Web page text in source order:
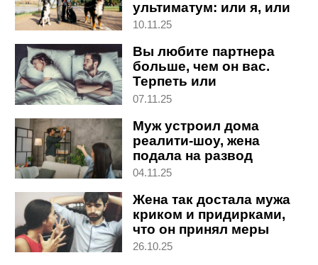
ультиматум: или я, или
твои собаки. Что он
10.11.25
Вы любите партнера
больше, чем он вас.
Терпеть или
расстаться?
07.11.25
Муж устроил дома
реалити-шоу, жена
подала на развод
04.11.25
Жена так достала мужа
криком и придирками,
что он принял меры
26.10.25